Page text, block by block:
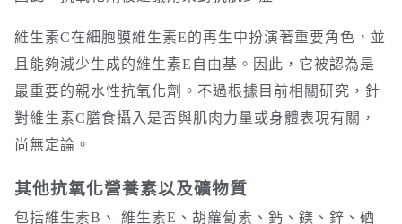
維生素C在細胞膜維生素E的再生中扮演著重要角色，並
且能夠減少生成的維生素E自由基。因此，它被認為是
最重要的親水性抗氧化劑。不過根據目前相關研究，針
對維生素C膳食攝入是否與肌肉力量或身體表現有關，
尚無定論。
其他抗氧化營養素以及礦物質
包括維生素B、 維生素E、胡蘿蔔素、鈣、鎂、鋅、硒